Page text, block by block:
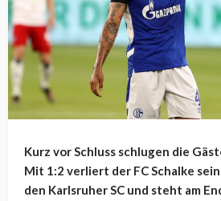
Kurz vor Schluss schlugen die
Mit 1:2 verliert der FC Schalke
den Karlsruher SC und steht am